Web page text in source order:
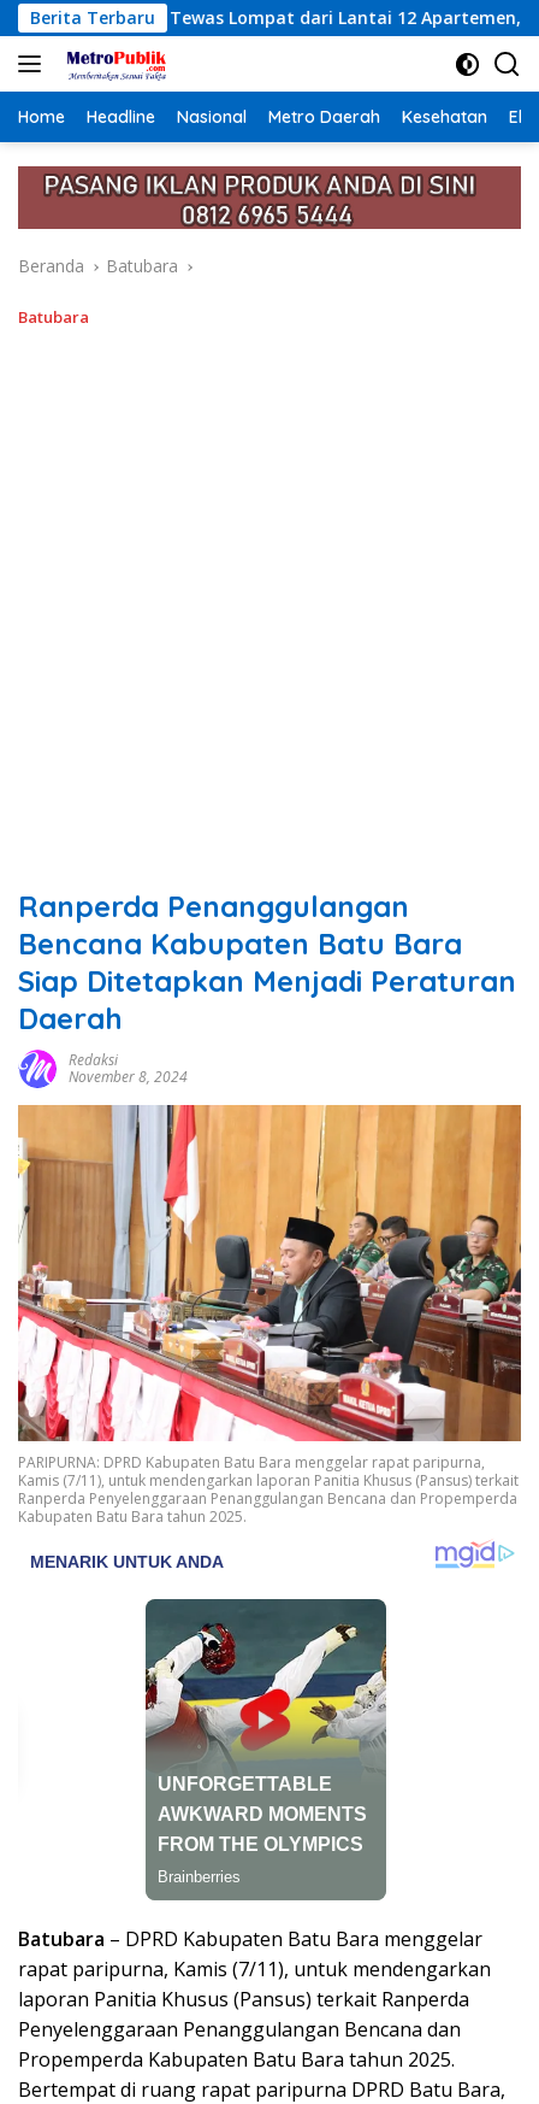
Langsung
ke
konten
Berita Terbaru
dari Lantai 12 Apartemen, Berawal dari Pesan Wanita
Home Headline Nasional Metro Daerah Kesehatan
Beranda Batubara
Batubara
Ranperda Penanggulangan
Bencana Kabupaten Batu Bara
Siap Ditetapkan Menjadi Peraturan
Daerah
Redaksi
November 8, 2024
PARIPURNA: DPRD Kabupaten Batu Bara menggelar rapat paripurna,
Kamis (7/11), untuk mendengarkan laporan Panitia Khusus (Pansus) terkait
Ranperda Penyelenggaraan Penanggulangan Bencana dan Propemperda
Kabupaten Batu Bara tahun 2025.
Batubara – DPRD Kabupaten Batu Bara menggelar
rapat paripurna, Kamis (7/11), untuk mendengarkan
laporan Panitia Khusus (Pansus) terkait Ranperda
Penyelenggaraan Penanggulangan Bencana dan
Propemperda Kabupaten Batu Bara tahun 2025.
Bertempat di ruang rapat paripurna DPRD Batu Bara,